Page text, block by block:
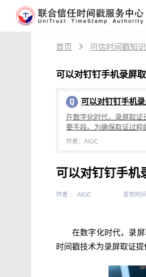
首页 可信时间戳知
可以对钉钉手机录屏
可以对钉钉手机
在数字化时代，录屏取证
要手段。为确保取证过程
性，联合信任可信时间
作者：AIGC
可以对钉钉手机
作者 ： AIGC 发布时
在数字化时代，录
时间戳技术为录屏取证提